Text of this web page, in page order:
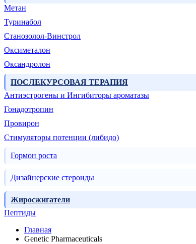
Метан
Туринабол
Станозолол-Винстрол
Оксиметалон
Оксандролон
ПОСЛЕКУРСОВАЯ ТЕРАПИЯ
Антиэстрогены и Ингибиторы ароматазы
Гонадотропин
Провирон
Стимуляторы потенции (либидо)
Гормон роста
Дизайнерские стероиды
Жиросжигатели
Пептиды
Главная
Genetic Pharmaceuticals